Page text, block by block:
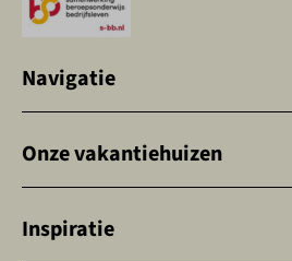
Navigatie
Onze vakantiehuizen
Inspiratie